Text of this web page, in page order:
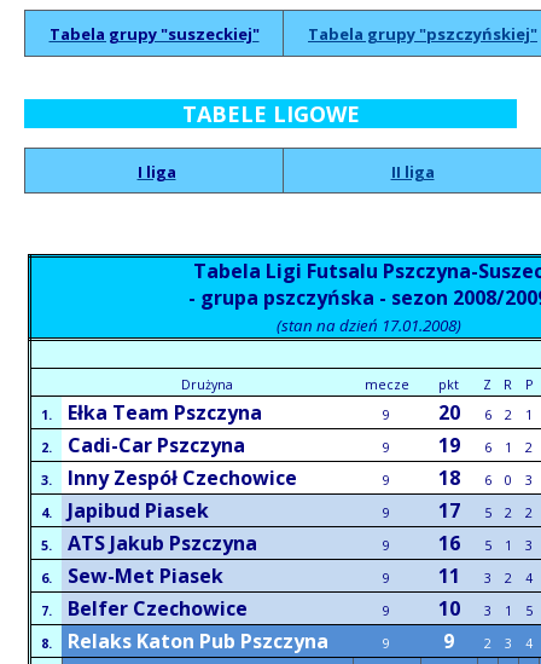
Tabela grupy "suszeckiej" Tabela grupy "pszczyńskiej"
TABELE LIGOWE
I liga II liga
Tabela Ligi Futsalu Pszczyna-
- grupa pszczyńska - sezon 2008/
(stan na dzień 17.01.2008)
Drużyna mecze pkt Z R
P
1.
Ełka Team Pszczyna 9 20 6 2
1
2.
Cadi-Car Pszczyna 9 19 6 1
2
3.
Inny Zespół Czechowice 9 18 6 0
3
4.
Japibud Piasek 9 17 5 2
2
5.
ATS Jakub Pszczyna 9 16 5 1
3
6.
Sew-Met Piasek 9 11 3 2
4
7.
Belfer Czechowice 9 10 3 1
5
8.
Relaks Katon Pub Pszczyna 9 9 2 3
4